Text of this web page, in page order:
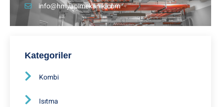
info@hmyapimekanik.com
Kategoriler
Kombi
Isıtma